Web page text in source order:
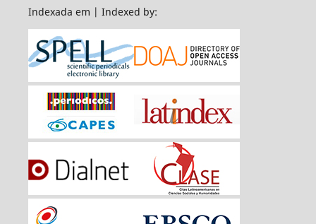
Indexada em | Indexed by: